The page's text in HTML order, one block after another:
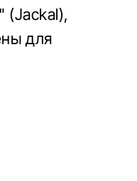
(Jackal),
для